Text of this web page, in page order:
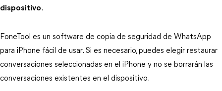
dispositivo.
FoneTool es un software de copia de seguridad de WhatsApp
para iPhone fácil de usar. Si es necesario, puedes elegir restaurar
conversaciones seleccionadas en el iPhone y no se borrarán las
conversaciones existentes en el dispositivo.